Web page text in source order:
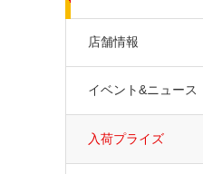
店舗情報
イベント&ニュース
入荷プライズ